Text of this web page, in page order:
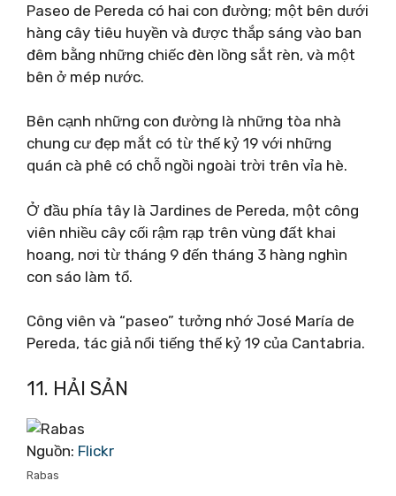
Paseo de Pereda có hai con đường; một bên dưới
hàng cây tiêu huyền và được thắp sáng vào ban
đêm bằng những chiếc đèn lồng sắt rèn, và một
bên ở mép nước.
Bên cạnh những con đường là những tòa nhà
chung cư đẹp mắt có từ thế kỷ 19 với những
quán cà phê có chỗ ngồi ngoài trời trên vỉa hè.
Ở đầu phía tây là Jardines de Pereda, một công
viên nhiều cây cối rậm rạp trên vùng đất khai
hoang, nơi từ tháng 9 đến tháng 3 hàng nghìn
con sáo làm tổ.
Công viên và “paseo” tưởng nhớ José María de
Pereda, tác giả nổi tiếng thế kỷ 19 của Cantabria.
11. HẢI SẢN
Nguồn: Flickr
Rabas